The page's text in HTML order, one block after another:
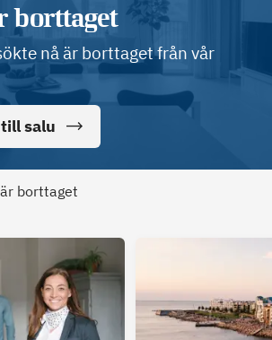
borttaget
nå är borttaget från vår
salu
borttaget